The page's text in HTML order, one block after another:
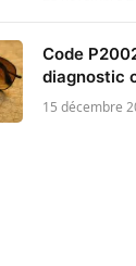
Code
diagnostic
15 décembre